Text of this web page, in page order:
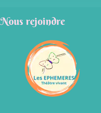
Nous rejoindre